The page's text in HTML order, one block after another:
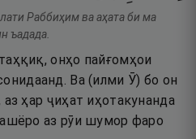
Раббиҳим ва аҳата би ма
ъадада.
онҳо пайғомҳои
Ва (илми Ӯ) бо он
ҳар ҷиҳат иҳотакунанда
аз рӯи шумор фаро